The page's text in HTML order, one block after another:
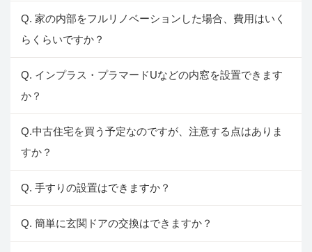
Q. 家の内部をフルリノベーションした場合、費用はいく
らくらいですか？
Q. インプラス・プラマードUなどの内窓を設置できます
か？
Q.中古住宅を買う予定なのですが、注意する点はありま
すか？
Q. 手すりの設置はできますか？
Q. 簡単に玄関ドアの交換はできますか？